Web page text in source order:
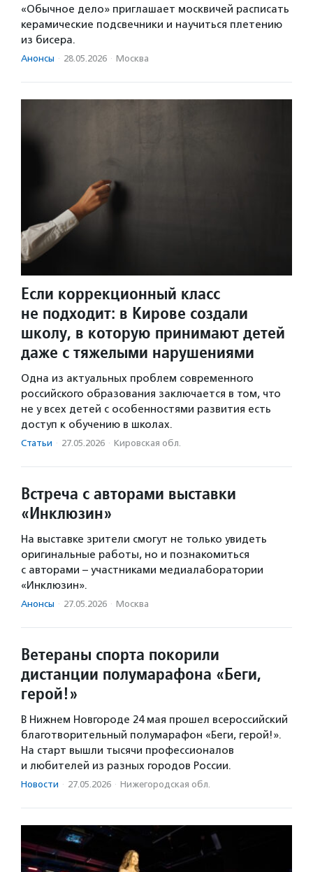
«Обычное дело» приглашает москвичей расписать
керамические подсвечники и научиться плетению
из бисера.
Анонсы · 28.05.2026 · Москва
Если коррекционный класс
не подходит: в Кирове создали
школу, в которую принимают детей
даже с тяжелыми нарушениями
Одна из актуальных проблем современного
российского образования заключается в том, что
не у всех детей с особенностями развития есть
доступ к обучению в школах.
Статьи · 27.05.2026 · Кировская обл.
Встреча с авторами выставки
«Инклюзин»
На выставке зрители смогут не только увидеть
оригинальные работы, но и познакомиться
с авторами – участниками медиалаборатории
«Инклюзин».
Анонсы · 27.05.2026 · Москва
Ветераны спорта покорили
дистанции полумарафона «Беги,
герой!»
В Нижнем Новгороде 24 мая прошел всероссийский
благотворительный полумарафон «Беги, герой!».
На старт вышли тысячи профессионалов
и любителей из разных городов России.
Новости · 27.05.2026 · Нижегородская обл.